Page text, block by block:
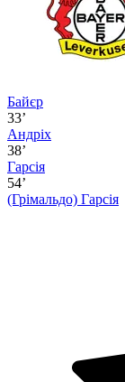
Байєр
33’
Андріх
38’
Гарсія
54’
(Грімальдо) Гарсія